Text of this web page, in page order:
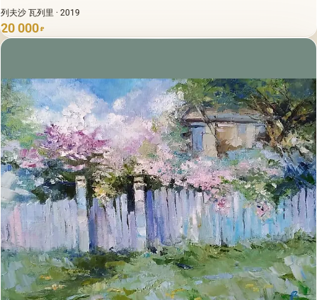
列夫沙 瓦列里 · 2019
20 000 ₽